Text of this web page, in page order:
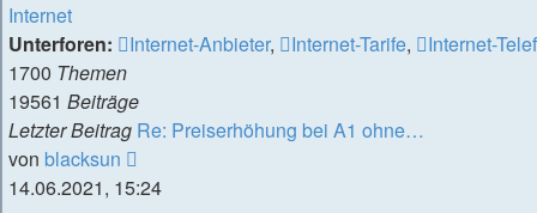
Internet
Unterforen:
Internet-Anbieter, Internet-Tarife,
Internet-
1700 Themen
19561 Beiträge
Letzter Beitrag Re: Preiserhöhung bei A1 ohne…
von blacksun
Beitrag
14.06.2021, 15:24